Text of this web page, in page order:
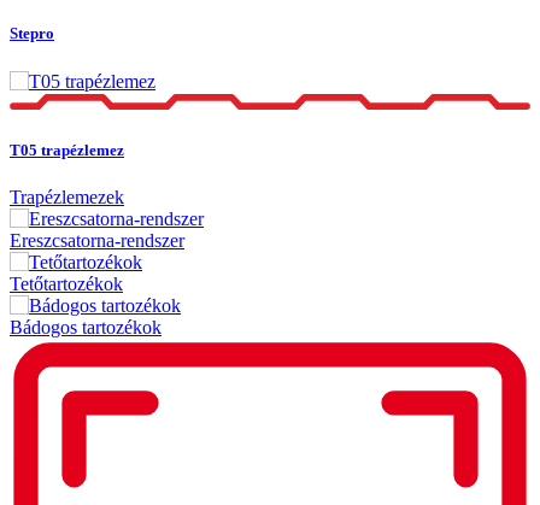
Stepro
T05 trapézlemez
Trapézlemezek
Ereszcsatorna-rendszer
Tetőtartozékok
Bádogos tartozékok